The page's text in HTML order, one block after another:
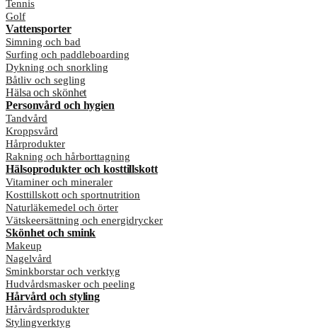
Tennis
Golf
Vattensporter
Simning och bad
Surfing och paddleboarding
Dykning och snorkling
Båtliv och segling
Hälsa och skönhet
Personvård och hygien
Tandvård
Kroppsvård
Hårprodukter
Rakning och hårborttagning
Hälsoprodukter och kosttillskott
Vitaminer och mineraler
Kosttillskott och sportnutrition
Naturläkemedel och örter
Vätskeersättning och energidrycker
Skönhet och smink
Makeup
Nagelvård
Sminkborstar och verktyg
Hudvårdsmasker och peeling
Hårvård och styling
Hårvårdsprodukter
Stylingverktyg